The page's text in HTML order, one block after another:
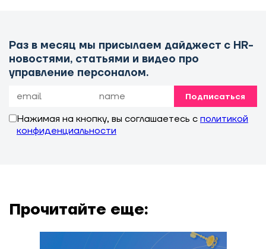
Раз в месяц мы присылаем дайджест с HR-
новостями, статьями и видео про
управление персоналом.
Подписаться
Нажимая на кнопку, вы соглашаетесь с политикой
конфиденциальности
Прочитайте еще: